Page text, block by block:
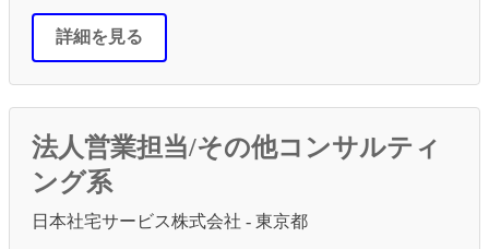
詳細を見る
法人営業担当/その他コンサルティ
ング系
日本社宅サービス株式会社 - 東京都